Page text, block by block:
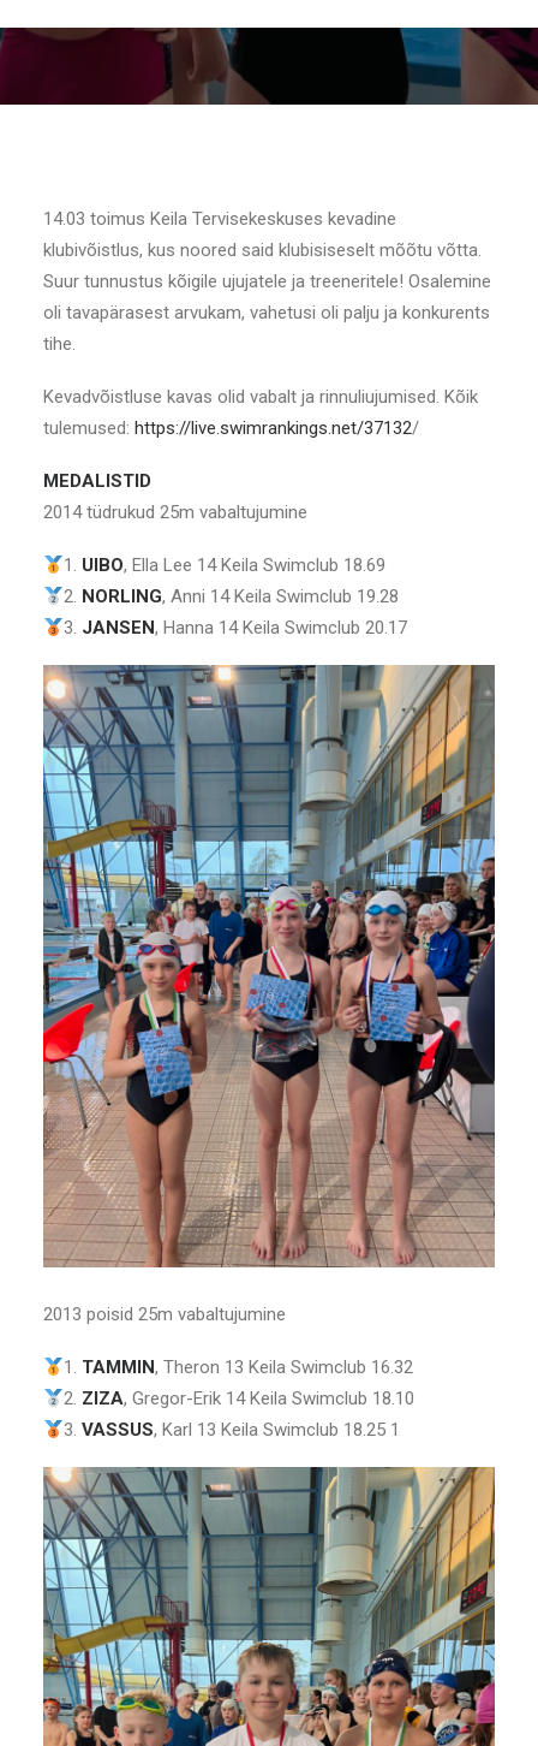
14.03 toimus Keila Tervisekeskuses kevadine
klubivõistlus, kus noored said klubisiseselt mõõtu võtta.
Suur tunnustus kõigile ujujatele ja treeneritele! Osalemine
oli tavapärasest arvukam, vahetusi oli palju ja konkurents
tihe.
Kevadvõistluse kavas olid vabalt ja rinnuliujumised. Kõik
tulemused: https://live.swimrankings.net/37132/
MEDALISTID
2014 tüdrukud 25m vabaltujumine
1. UIBO, Ella Lee 14 Keila Swimclub 18.69
2. NORLING, Anni 14 Keila Swimclub 19.28
3. JANSEN, Hanna 14 Keila Swimclub 20.17
2013 poisid 25m vabaltujumine
1. TAMMIN, Theron 13 Keila Swimclub 16.32
2. ZIZA, Gregor-Erik 14 Keila Swimclub 18.10
3.VASSUS, Karl 13 Keila Swimclub 18.25 1